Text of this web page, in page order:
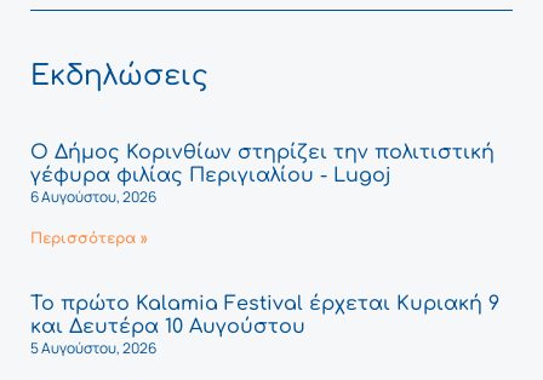
Εκδηλώσεις
Ο Δήμος Κορινθίων στηρίζει την πολιτιστική
γέφυρα φιλίας Περιγιαλίου - Lugoj
6 Αυγούστου, 2026
Περισσότερα »
Το πρώτο Kalamia Festival έρχεται Κυριακή 9
και Δευτέρα 10 Αυγούστου
5 Αυγούστου, 2026